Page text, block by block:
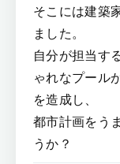
そこには建築
ました。
自分が担当す
ゃれなプール
を造成し、
都市計画をう
うか？